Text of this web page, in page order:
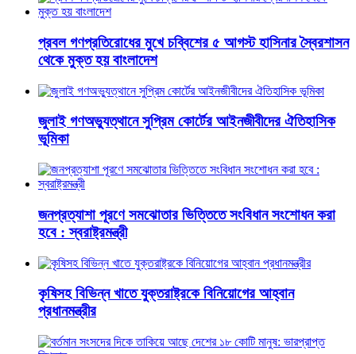
প্রবল গণপ্রতিরোধের মুখে চব্বিশের ৫ আগস্ট হাসিনার স্বৈরশাসন
থেকে মুক্ত হয় বাংলাদেশ
জুলাই গণঅভ্যুত্থানে সুপ্রিম কোর্টের আইনজীবীদের ঐতিহাসিক
ভূমিকা
জনপ্রত্যাশা পূরণে সমঝোতার ভিত্তিতে সংবিধান সংশোধন করা
হবে : স্বরাষ্ট্রমন্ত্রী
কৃষিসহ বিভিন্ন খাতে যুক্তরাষ্ট্রকে বিনিয়োগের আহ্বান
প্রধানমন্ত্রীর